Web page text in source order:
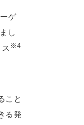
ゲ
し
※4
こと
る発